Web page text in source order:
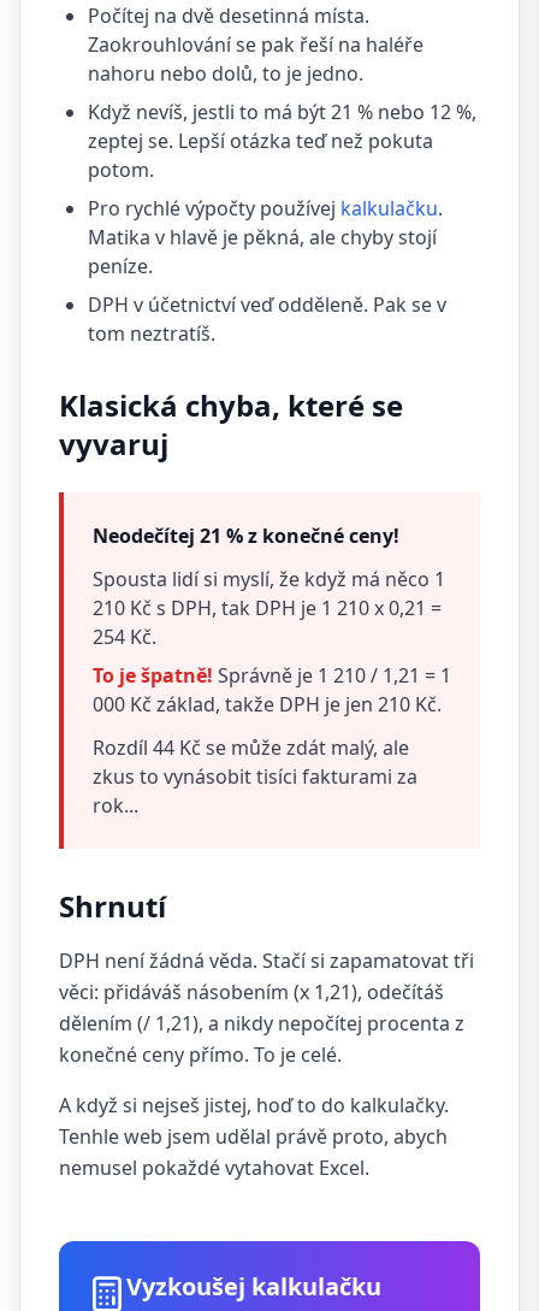
Počítej na dvě desetinná místa.
Zaokrouhlování se pak řeší na haléře
nahoru nebo dolů, to je jedno.
Když nevíš, jestli to má být 21 % nebo 12 %,
zeptej se. Lepší otázka teď než pokuta
potom.
Pro rychlé výpočty používej kalkulačku.
Matika v hlavě je pěkná, ale chyby stojí
peníze.
DPH v účetnictví veď odděleně. Pak se v
tom neztratíš.
Klasická chyba, které se
vyvaruj
Neodečítej 21 % z konečné ceny!
Spousta lidí si myslí, že když má něco 1
210 Kč s DPH, tak DPH je 1 210 x 0,21 =
254 Kč.
To je špatně! Správně je 1 210 / 1,21 = 1
000 Kč základ, takže DPH je jen 210 Kč.
Rozdíl 44 Kč se může zdát malý, ale
zkus to vynásobit tisíci fakturami za
rok...
Shrnutí
DPH není žádná věda. Stačí si zapamatovat tři
věci: přidáváš násobením (x 1,21), odečítáš
dělením (/ 1,21), a nikdy nepočítej procenta z
konečné ceny přímo. To je celé.
A když si nejseš jistej, hoď to do kalkulačky.
Tenhle web jsem udělal právě proto, abych
nemusel pokaždé vytahovat Excel.
Vyzkoušej kalkulačku